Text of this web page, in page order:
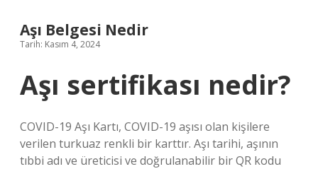
Aşı Belgesi Nedir
Tarih: Kasım 4, 2024
Aşı sertifikası nedir?
COVID-19 Aşı Kartı, COVID-19 aşısı olan kişilere
verilen turkuaz renkli bir karttır. Aşı tarihi, aşının
tıbbi adı ve üreticisi ve doğrulanabilir bir QR kodu